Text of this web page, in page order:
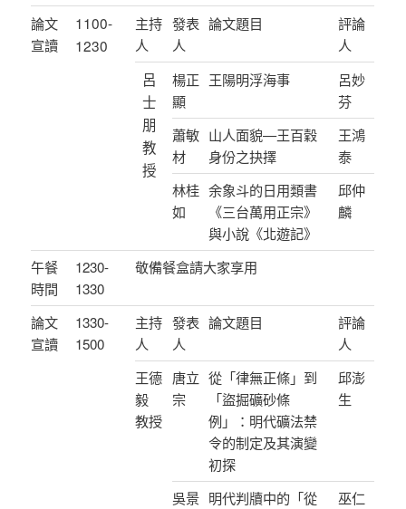
論文
宣讀
1100-
1230
主持
人
發表
人
論文題目
評論
人
呂
士
朋
教
授
楊正
顯
王陽明浮海事
呂妙
芬
蕭敏
材
山人面貌—王百穀
身份之抉擇
王鴻
泰
林桂
如
余象斗的日用類書
《三台萬用正宗》
與小說《北遊記》
邱仲
麟
午餐
時間
1230-
1330
敬備餐盒請大家享用
論文
宣讀
1330-
1500
主持
人
發表
人
論文題目
評論
人
王德
毅
教授
唐立
宗
從「律無正條」到
「盜掘礦砂條
例」：明代礦法禁
令的制定及其演變
初探
邱澎
生
吳景 明代判牘中的「從
巫仁